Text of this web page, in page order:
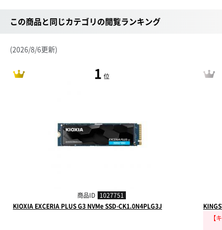
この商品と同じカテゴリの閲覧ランキング
(2026/8/6更新)
1 位
商品ID 1027751
KIOXIA EXCERIA PLUS G3 NVMe SSD-CK1.0N4PLG3J
【